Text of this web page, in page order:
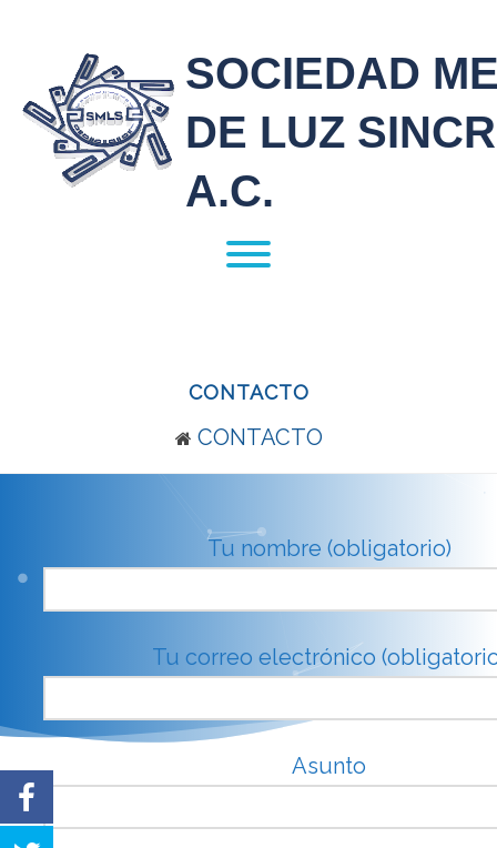
SOCIEDAD
DE LUZ
A.C.
CONTACTO
CONTACTO
Tu nombre (obligatorio)
Tu correo electrónico
Asunto